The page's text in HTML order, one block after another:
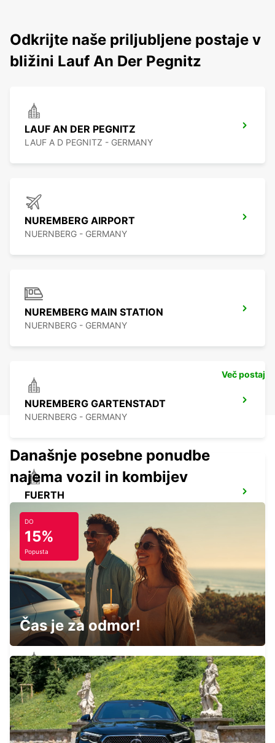
Odkrijte naše priljubljene postaje v
bližini Lauf An Der Pegnitz
LAUF AN DER PEGNITZ
LAUF A D PEGNITZ - GERMANY
NUREMBERG AIRPORT
NUERNBERG - GERMANY
NUREMBERG MAIN STATION
NUERNBERG - GERMANY
NUREMBERG GARTENSTADT
NUERNBERG - GERMANY
FUERTH
NUREMBERG GROSSREUTH
NUERNBERG - GERMANY
ERLANGEN
ERLANGEN - GERMANY
Več postaj
Današnje posebne ponudbe
najema vozil in kombijev
DO
15%
Popusta
Čas je za odmor!